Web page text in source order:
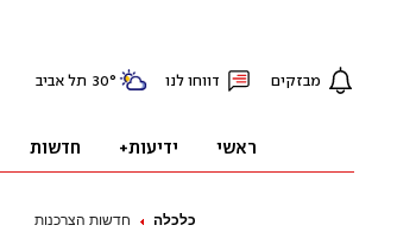
כלכלה חדשות הצרכנות